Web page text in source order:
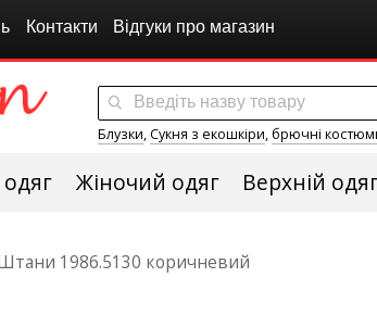
Контакти Відгуки про магазин
Блузки, Сукня з екошкіри, брючні
Жіночий одяг Верхній
1986.5130 коричневий